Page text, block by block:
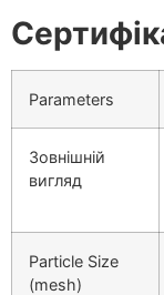
Parameters
Зовнішній
вигляд
Particle Size
(mesh)